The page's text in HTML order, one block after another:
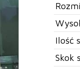
Ilość
Skok